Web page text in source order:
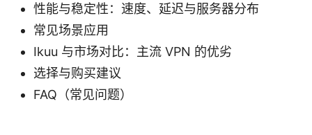
性能与稳定性：速度、延迟与服务器分布
常见场景应用
Ikuu 与市场对比：主流 VPN 的优劣
选择与购买建议
FAQ（常见问题）